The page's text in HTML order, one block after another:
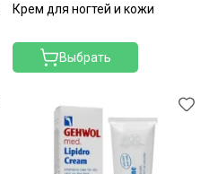
Крем для ногтей и кожи
Выбрать